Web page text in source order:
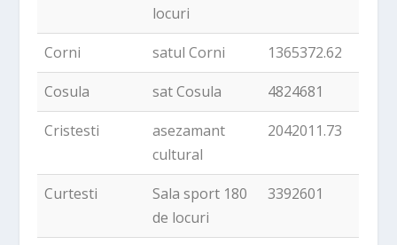
locuri
Corni satul Corni
1365372.62
Cosula
sat Cosula
4824681
Cristesti
asezamant
cultural
2042011.73
Curtesti
Sala sport 180
de locuri
3392601